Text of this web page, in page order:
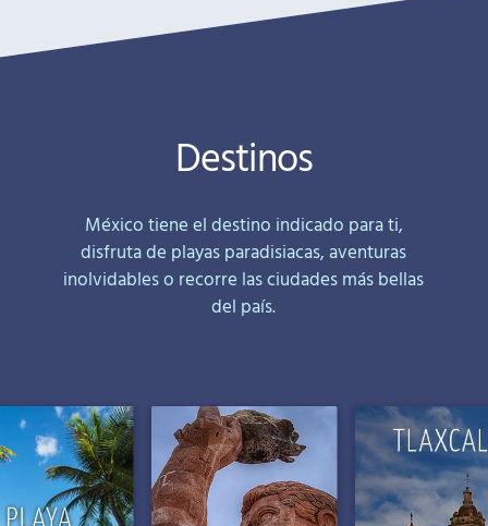
Destinos
México tiene el destino indicado para ti,
disfruta de playas paradisiacas, aventuras
inolvidables o recorre las ciudades más bellas
del país.